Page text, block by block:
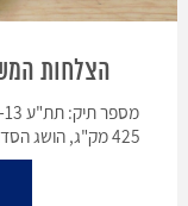
הצלחות המשרד
425 מק"ג, הושג הסדר טיעון במסגרתו תוקן כ"א לתק' 26(2), 7 ח'...